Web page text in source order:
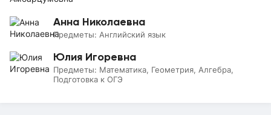
Анна Николаевна
Предметы: Английский язык
Юлия Игоревна
Предметы: Математика, Геометрия, Алгебра,
Подготовка к ОГЭ